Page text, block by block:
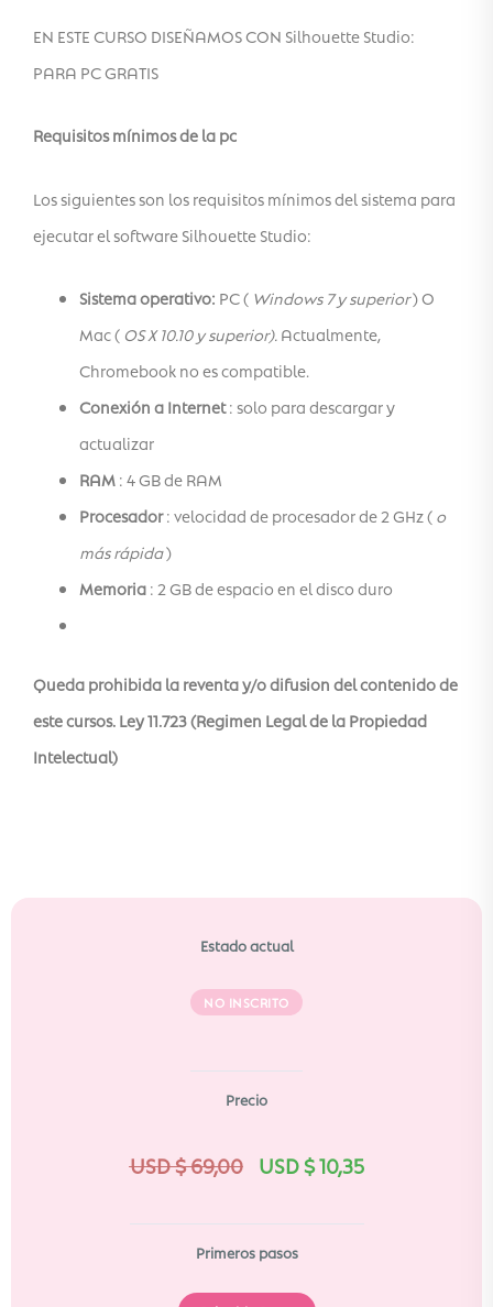
EN ESTE CURSO DISEÑAMOS CON Silhouette Studio:
PARA PC GRATIS
Requisitos mínimos de la pc
Los siguientes son los requisitos mínimos del sistema para
ejecutar el software Silhouette Studio:
Sistema operativo: PC ( Windows 7 y superior) O
Mac ( OS X 10.10 y superior). Actualmente,
Chromebook no es compatible.
Conexión a Internet: solo para descargar y
actualizar
RAM : 4 GB de RAM
Procesador: velocidad de procesador de 2 GHz ( o
más rápida)
Memoria : 2 GB de espacio en el disco duro
Queda prohibida la reventa y/o difusion del contenido de
este cursos. Ley 11.723 (Regimen Legal de la Propiedad
Intelectual)
Estado actual
NO INSCRITO
Precio
USD $69,00 USD $10,35
Primeros pasos